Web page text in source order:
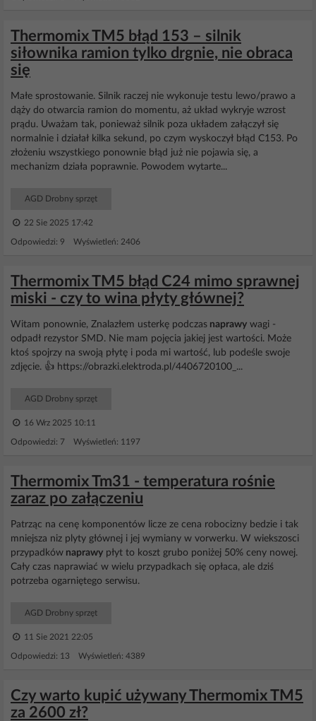
Thermomix TM5 błąd 153 – silnik
siłownika ramion tylko drgnie, nie obraca
się
Małe sprostowanie. Silnik raczej nie wykonuje testu lewo/prawo a
dąży do otwarcia ramion do momentu, aż układ wykryje wzrost
prądu. Uważam tak, ponieważ silnik poza układem załączył się
normalnie i działał kilka sekund, po czym wyskoczył błąd C153. Po
złożeniu wszystkiego ponownie błąd już nie pojawia się, a
mechanizm działa poprawnie. Powodem wytarte...
AGD Drobny sprzęt
22 Sie 2025 17:42
Odpowiedzi: 9 Wyświetleń: 2406
Thermomix TM5 błąd C24 mimo sprawnej
miski - czy to wina płyty głównej?
Witam ponownie, Znalazłem usterkę podczas naprawy wagi -
odpadł rezystor SMD. Nie mam pojęcia jakiej jest wartości. Może
ktoś spojrzy na swoją płytę i poda mi wartość, lub podeśle swoje
zdjęcie. 👍 https://obrazki.elektroda.pl/4406720100_...
AGD Drobny sprzęt
16 Wrz 2025 10:11
Odpowiedzi: 7 Wyświetleń: 1197
Thermomix Tm31 - temperatura rośnie
zaraz po załączeniu
Patrząc na cenę komponentów licze ze cena robocizny bedzie i tak
mniejsza niz plyty głównej i jej wymiany w vorwerku. W wiekszosci
przypadków naprawy płyt to koszt grubo poniżej 50% ceny nowej.
Cały czas naprawiać w wielu przypadkach się opłaca, ale dziś
potrzeba ogarniętego serwisu.
AGD Drobny sprzęt
11 Sie 2021 22:05
Odpowiedzi: 13 Wyświetleń: 4389
Czy warto kupić używany Thermomix TM5
za 2600 zł?